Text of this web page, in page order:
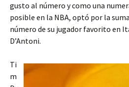
gusto al número y como una
posible en la NBA, optó por la
número de su jugador favorito en
D’Antoni.
Ti
m